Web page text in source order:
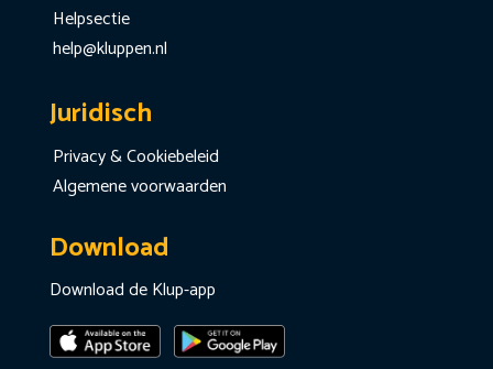
Helpsectie
help@kluppen.nl
Juridisch
Privacy & Cookiebeleid
Algemene voorwaarden
Download
Download de Klup-app